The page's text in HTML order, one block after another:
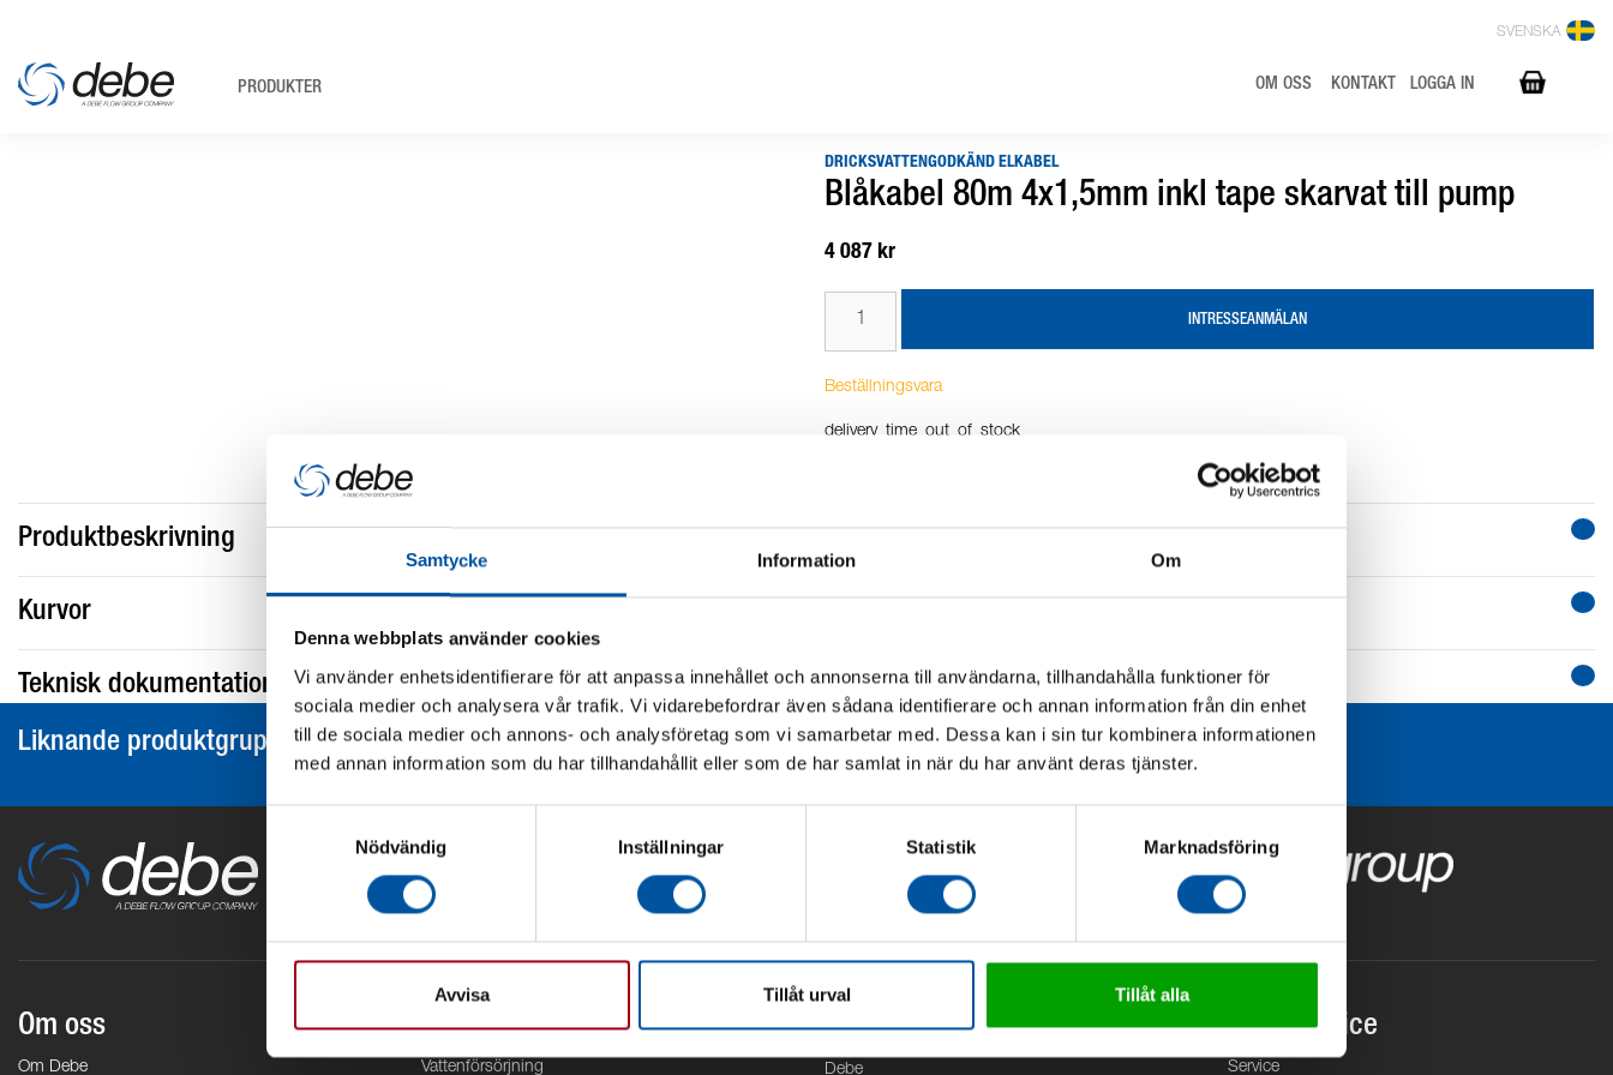
Samtycke Information Om
Denna webbplats använder cookies
Vi använder enhetsidentifierare för att anpassa innehållet och annonserna till användarna, tillhandahålla funktioner för
sociala medier och analysera vår trafik. Vi vidarebefordrar även sådana identifierare och annan information från din enhet
till de sociala medier och annons- och analysföretag som vi samarbetar med. Dessa kan i sin tur kombinera informationen
med annan information som du har tillhandahållit eller som de har samlat in när du har använt deras tjänster.
Nödvändig
Inställningar Statistik Marknadsföring
Avvisa Tillåt urval Tillåt alla
SVENSKA
PRODUKTER OM OSS KONTAKT LOGGA IN
DRICKSVATTENGODKÄND ELKABEL
Blåkabel 80m 4x1,5mm inkl tape skarvat till pump
4 087 kr
INTRESSEANMÄLAN
Beställningsvara
delivery_time_out_of_stock
Produktbeskrivning
Kurvor
Teknisk dokumentation
Liknande produktgrupper
Om oss
Om Debe
Områden
Vattenförsörjning
Kontor
Debe
Kundservice
Service